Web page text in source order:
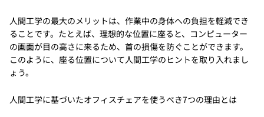
人間工学の最大のメリットは、作業中の身体への負担を軽減でき
ることです。たとえば、理想的な位置に座ると、コンピューター
の画面が目の高さに来るため、首の損傷を防ぐことができます。
このように、座る位置について人間工学のヒントを取り入れまし
ょう。
人間工学に基づいたオフィスチェアを使うべき7つの理由とは